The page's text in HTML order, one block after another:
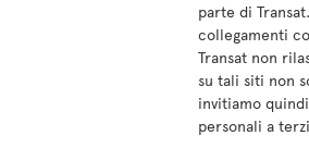
parte di
collegamenti
Transat non
su tali siti non
invitiamo
personali a